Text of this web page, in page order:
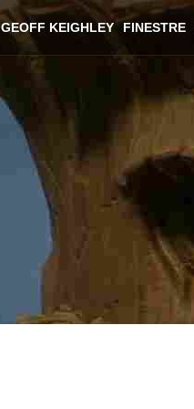
GEOFF KEIGHLEY FINESTRE